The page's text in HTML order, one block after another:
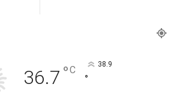
36.7 °C 38.9
°